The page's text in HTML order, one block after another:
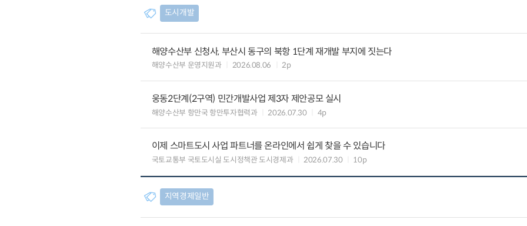
도시개발
해양수산부 신청사, 부산시 동구의 북항 1단계 재개발 부지에 짓는다
해양수산부 운영지원과 2026.08.06 2p
웅동2단계(2구역) 민간개발사업 제3자 제안공모 실시
해양수산부 항만국 항만투자협력과 2026.07.30 4p
이제 스마트도시 사업 파트너를 온라인에서 쉽게 찾을 수 있습니다
국토교통부 국토도시실 도시정책관 도시경제과 2026.07.30 10p
지역경제일반